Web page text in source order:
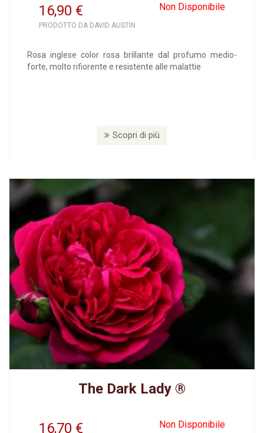
16,90 Non Disponibile
€
PRODOTTO DA DAVID AUSTIN
Rosa inglese color rosa brillante dal profumo medio-
forte, molto rifiorente e resistente alle malattie
Scopri di più
The Dark Lady ®
16,70 Non Disponibile
€